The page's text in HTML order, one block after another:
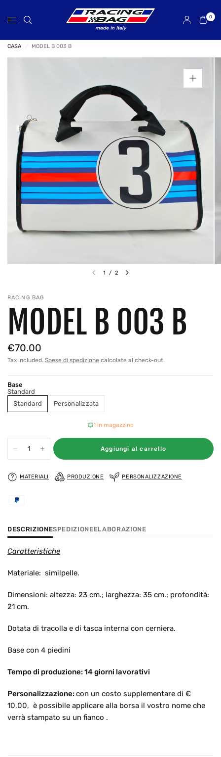
0
CASA MODEL B 003 B
1 / 2
RACING BAG
MODEL B 003 B
€70.00
Tax included. Spese di spedizione calcolate al check-out.
Base
Standard
Standard
Personalizzata
1 in magazzino
Aggiungi al carrello
MATERIALI PRODUZIONE PERSONALIZZAZIONE
DESCRIZIONESPEDIZIONEELABORAZIONE
Caratteristiche
Materiale: similpelle.
Dimensioni: altezza: 23 cm.; larghezza: 35 cm.; profondità:
21 cm.
Dotata di tracolla e di tasca interna con cerniera.
Base con 4 piedini
Tempo di produzione: 14 giorni lavorativi
Personalizzazione:con un costo supplementare di €
10,00, è possibile applicare alla borsa il vostro nome che
verrà stampato su un fianco .